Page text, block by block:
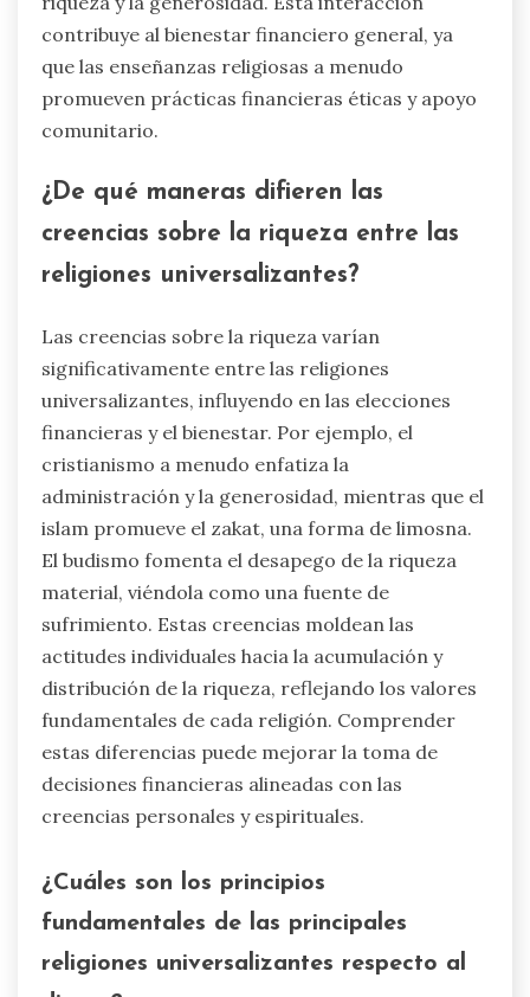
contribuye al bienestar financiero general, ya
que las enseñanzas religiosas a menudo
promueven prácticas financieras éticas y apoyo
comunitario.
¿De qué maneras difieren las
creencias sobre la riqueza entre las
religiones universalizantes?
Las creencias sobre la riqueza varían
significativamente entre las religiones
universalizantes, influyendo en las elecciones
financieras y el bienestar. Por ejemplo, el
cristianismo a menudo enfatiza la
administración y la generosidad, mientras que el
islam promueve el zakat, una forma de limosna.
El budismo fomenta el desapego de la riqueza
material, viéndola como una fuente de
sufrimiento. Estas creencias moldean las
actitudes individuales hacia la acumulación y
distribución de la riqueza, reflejando los valores
fundamentales de cada religión. Comprender
estas diferencias puede mejorar la toma de
decisiones financieras alineadas con las
creencias personales y espirituales.
¿Cuáles son los principios
fundamentales de las principales
religiones universalizantes respecto al